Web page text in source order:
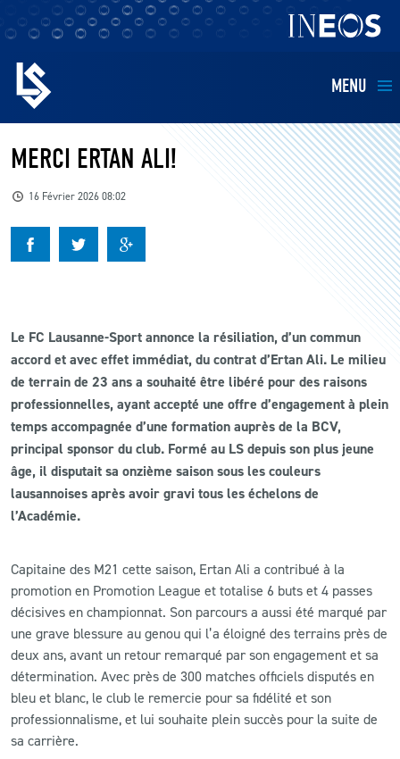
MENU
EQUIPES
BILLETTERIE
FANS
BUSINESS
RESTAURATION
CLUB
CONTACT
LS E-SHOP
L’APP DU LS
MATCH DES CELEBRITES
PRESSE ET MEDIAS
MERCI ERTAN ALI!
16 Février 2026 08:02
Le FC Lausanne-Sport annonce la résiliation, d’un commun
accord et avec effet immédiat, du contrat d’Ertan Ali. Le milieu
de terrain de 23 ans a souhaité être libéré pour des raisons
professionnelles, ayant accepté une offre d’engagement à plein
temps accompagnée d’une formation auprès de la BCV,
principal sponsor du club. Formé au LS depuis son plus jeune
âge, il disputait sa onzième saison sous les couleurs
lausannoises après avoir gravi tous les échelons de
l’Académie.
Capitaine des M21 cette saison, Ertan Ali a contribué à la
promotion en Promotion League et totalise 6 buts et 4 passes
décisives en championnat. Son parcours a aussi été marqué par
une grave blessure au genou qui l’a éloigné des terrains près de
deux ans, avant un retour remarqué par son engagement et sa
détermination. Avec près de 300 matches officiels disputés en
bleu et blanc, le club le remercie pour sa fidélité et son
professionnalisme, et lui souhaite plein succès pour la suite de
sa carrière.